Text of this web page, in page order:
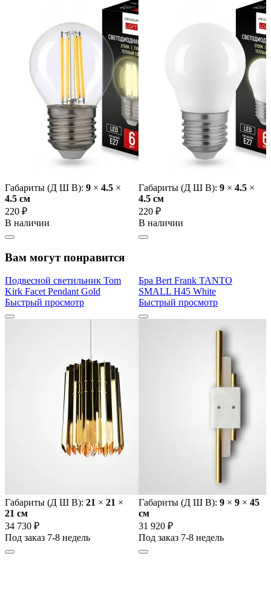
Габариты (Д Ш В): 9 × 4.5 ×
4.5 cм
220 ₽
В наличии
Габариты (Д Ш В): 9 × 4.5 ×
4.5 cм
220 ₽
В наличии
Вам могут понравится
Подвесной светильник Tom
Kirk Facet Pendant Gold
Быстрый просмотр
Габариты (Д Ш В): 21 × 21 ×
21 cм
34 730 ₽
Под заказ 7-8 недель
Бра Bert Frank TANTO
SMALL Н45 White
Быстрый просмотр
Габариты (Д Ш В): 9 × 9 × 45
cм
31 920 ₽
Под заказ 7-8 недель